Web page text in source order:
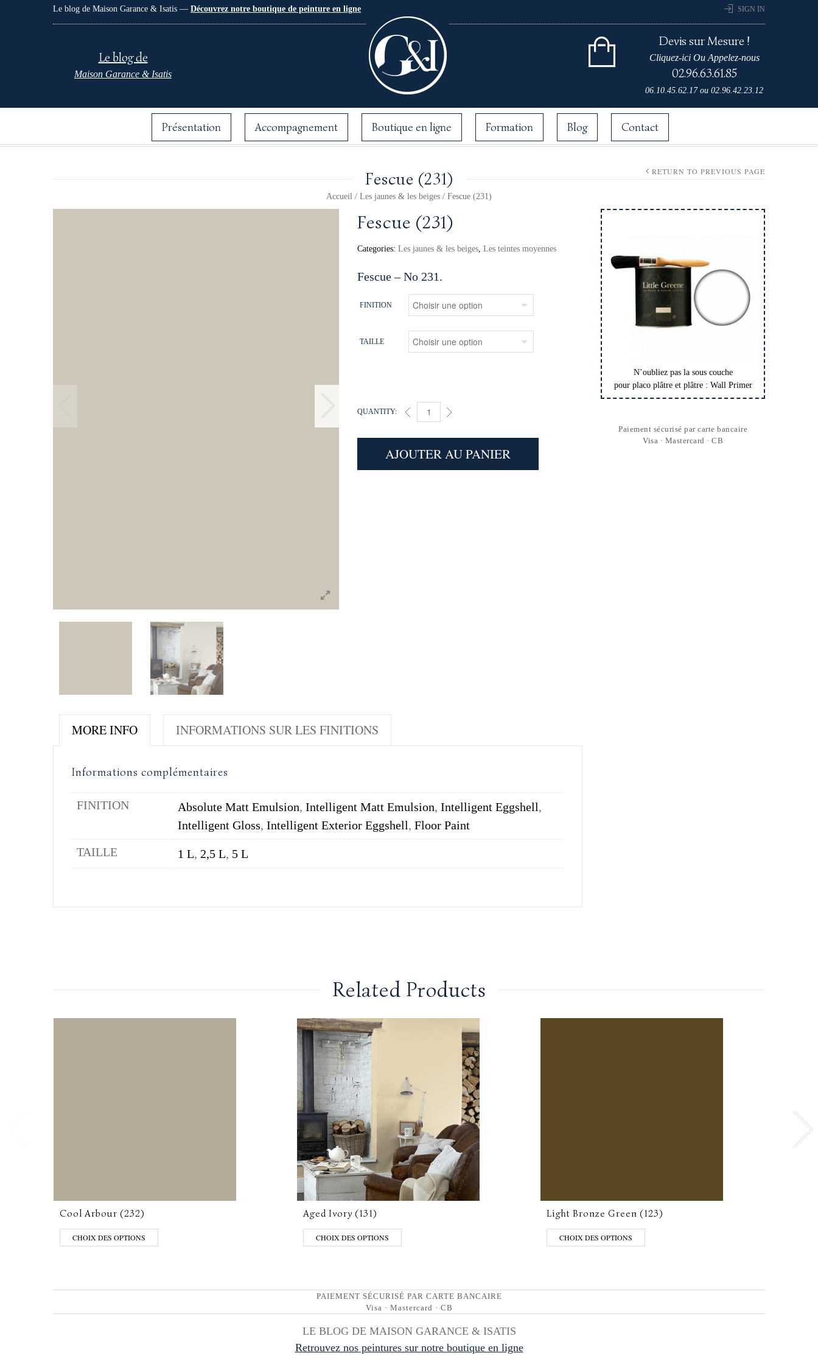
Le blog de Maison Garance & Isatis — Découvrez notre boutique de peinture en ligne SIGN IN
Le blog de
Maison Garance & Isatis
Devis sur Mesure !
Cliquez-ici Ou Appelez-nous
02.96.63.61.85
06.10.45.62.17 ou 02.96.42.23.12
Présentation Accompagnement Boutique en ligne Formation Blog Contact
Fescue (231)
Accueil / Les jaunes & les beiges / Fescue (231)
RETURN TO PREVIOUS PAGE
Fescue (231)
Categories: Les jaunes & les beiges, Les teintes moyennes
Fescue – No 231.
FINITION
TAILLE
QUANTITY: FESCUE (231) QUANTITY
AJOUTER AU PANIER
MORE INFO
Informations complémentaires
FINITION Absolute Matt Emulsion, Intelligent Matt Emulsion, Intelligent Eggshell,
Intelligent Gloss, Intelligent Exterior Eggshell, Floor Paint
TAILLE
1 L, 2,5 L, 5 L
INFORMATIONS SUR LES FINITIONS
N’oubliez pas la sous couche
pour placo plâtre et plâtre : Wall Primer
Paiement sécurisé par carte bancaire
Visa · Mastercard · CB
Related Products
Cool Arbour (232)
CHOIX DES OPTIONS
Aged Ivory (131)
CHOIX DES OPTIONS
Light Bronze Green (123)
CHOIX DES OPTIONS
PAIEMENT SÉCURISÉ PAR CARTE BANCAIRE
Visa · Mastercard · CB
LE BLOG DE MAISON GARANCE & ISATIS
Retrouvez nos peintures sur notre boutique en ligne